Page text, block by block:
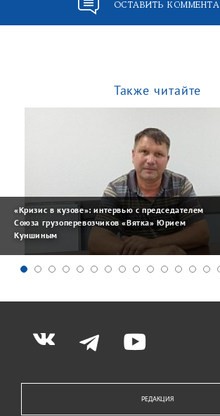
ОСТАВИТЬ
Также читайте
«Кризис в кузове»: интервью с председателем
Союза грузоперевозчиков «Вятка» Юрием
Куншиным
РЕДАКЦИЯ